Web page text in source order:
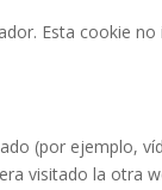
Esta cookie
(por ejemplo,
visitado la otra